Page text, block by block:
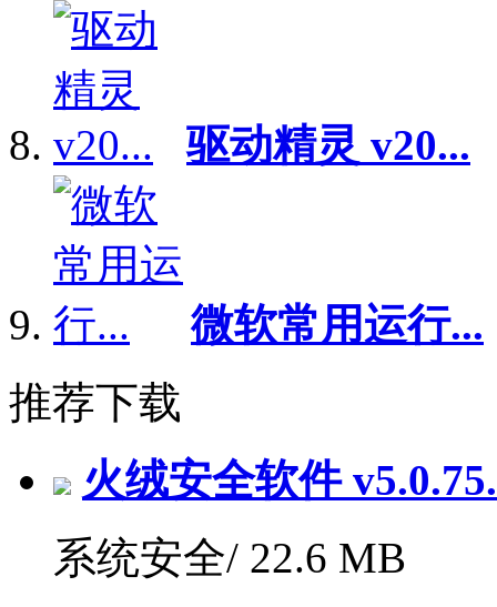
驱动精灵 v20...
微软常用运行...
推荐下载
火绒安全软件
系统安全/ 22.6 MB